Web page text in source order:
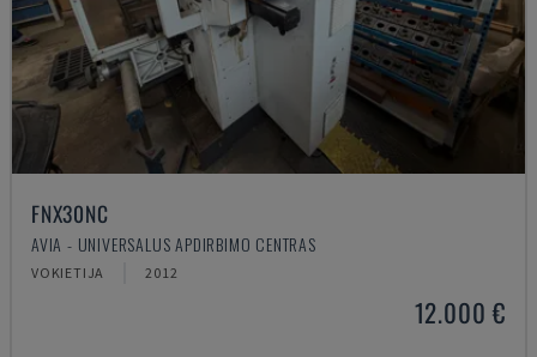
FNX30NC
AVIA - UNIVERSALUS APDIRBIMO CENTRAS
VOKIETIJA 2012
12.000 €